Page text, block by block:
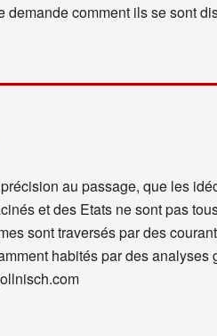
demande comment ils se sont
au passage, que les
et des Etats ne sont pas
sont traversés par des
habités par des analyses